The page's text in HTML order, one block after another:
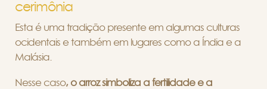
cerimônia
Esta é uma tradição presente em algumas culturas
ocidentais e também em lugares como a Índia e a
Malásia.
Nesse caso, o arroz simboliza a fertilidade e a